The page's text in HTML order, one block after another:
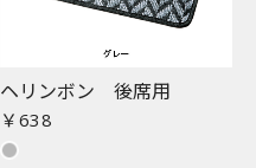
ヘリンボン 後席用
￥638